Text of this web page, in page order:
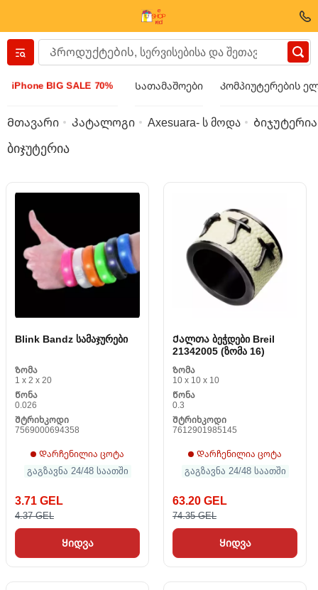
iPhone BIG SALE 70% Სათამაშოები Კომპიუტერების
Вернуться назад
აქსესუარები
სათვალეები
ბიჯუტერია
მაჯის საათი
Მთავარი Კატალოგი Axesuara- ს მოდა Ბიჯუტერია
ბიჯუტერია
Blink Bandz სამაჯურები
Ზომა
1 x 2 x 20
Წონა
0.026
Შტრიხკოდი
7569000694358
Დარჩენილია ცოტა
გაგზავნა 24/48 საათში
3.71 GEL
4.37 GEL
Ყიდვა
Ქალთა ბეჭდები Breil
21342005 (ზომა 16)
Ზომა
10 x 10 x 10
Წონა
0.3
Შტრიხკოდი
7612901985145
Დარჩენილია ცოტა
გაგზავნა 24/48 საათში
63.20 GEL
74.35 GEL
Ყიდვა